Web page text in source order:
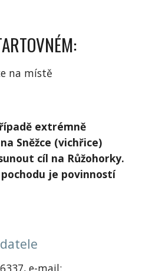
na místě
extrémně
Sněžce (vichřice)
cíl na Růžohorky.
je povinností
e-mail: